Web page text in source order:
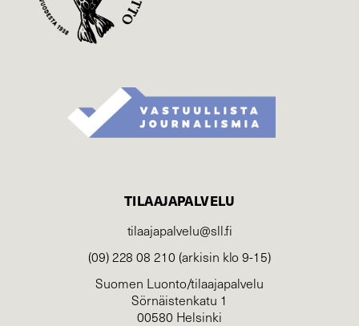
TILAAJAPALVELU
tilaajapalvelu@sll.fi
(09) 228 08 210 (arkisin klo 9-15)
Suomen Luonto/tilaajapalvelu
Sörnäistenkatu 1
00580 Helsinki